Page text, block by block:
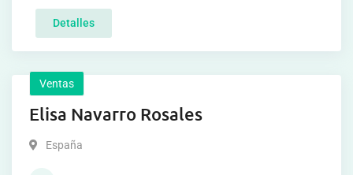
Detalles
Ventas
Elisa Navarro Rosales
España